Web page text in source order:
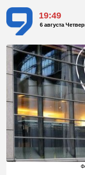
19:49
6 августа